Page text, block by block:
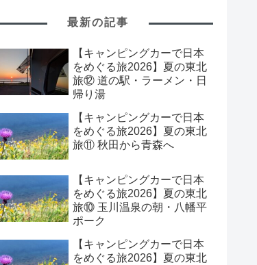
最新の記事
【キャンピングカーで日本
をめぐる旅2026】夏の東北
旅⑫ 道の駅・ラーメン・日
帰り湯
【キャンピングカーで日本
をめぐる旅2026】夏の東北
旅⑪ 秋田から青森へ
【キャンピングカーで日本
をめぐる旅2026】夏の東北
旅⑩ 玉川温泉の朝・八幡平
ポーク
【キャンピングカーで日本
をめぐる旅2026】夏の東北